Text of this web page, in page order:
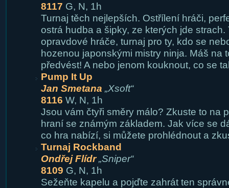
8117 G, N, 1h
Turnaj těch nejlepších. Ostřílení hráči,
ostrá hudba a šipky, ze kterých jde strach.
opravdové hráče, turnaj pro ty, kdo se
hozenou japonskými mistry ninja. Máš na
předvést! A nebo jenom kouknout, co se
Pump It Up
Jan Smetana „Xsoft“
8116 W, N, 1h
Jsou vám čtyři směry málo? Zkuste to na
hraní se známým základem. Jak více se
co hra nabízí, si můžete prohlédnout a
Turnaj Rockband
Ondřej Flídr „Sniper“
8109 G, N, 1h
Sežeňte kapelu a pojďte zahrát ten